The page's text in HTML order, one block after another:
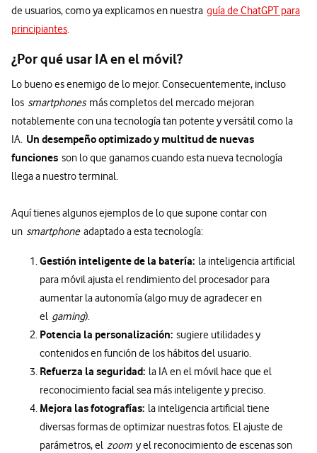
de usuarios, como ya explicamos en nuestra guía de ChatGPT para
principiantes.
¿Por qué usar IA en el móvil?
Lo bueno es enemigo de lo mejor. Consecuentemente, incluso
los smartphonesmás completos del mercado mejoran
notablemente con una tecnología tan potente y versátil como la
IA. Un desempeño optimizado y multitud de nuevas
funciones son lo que ganamos cuando esta nueva tecnología
llega a nuestro terminal.
Aquí tienes algunos ejemplos de lo que supone contar con
un smartphoneadaptado a esta tecnología:
Gestión inteligente de la batería: la inteligencia artificial
para móvil ajusta el rendimiento del procesador para
aumentar la autonomía (algo muy de agradecer en
el gaming).
Potencia la personalización: sugiere utilidades y
contenidos en función de los hábitos del usuario.
Refuerza la seguridad: la IA en el móvil hace que el
reconocimiento facial sea más inteligente y preciso.
Mejora las fotografías: la inteligencia artificial tiene
diversas formas de optimizar nuestras fotos. El ajuste de
parámetros, el zoom y el reconocimiento de escenas son